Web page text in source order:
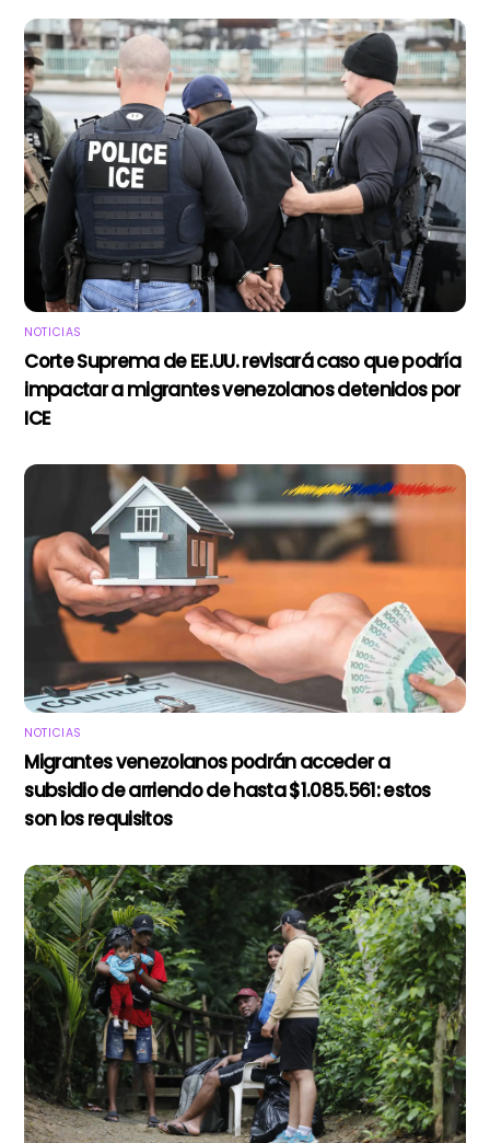
NOTICIAS
Corte Suprema de EE.UU. revisará caso que podría
impactar a migrantes venezolanos detenidos por
ICE
NOTICIAS
Migrantes venezolanos podrán acceder a
subsidio de arriendo de hasta $1.085.561: estos
son los requisitos